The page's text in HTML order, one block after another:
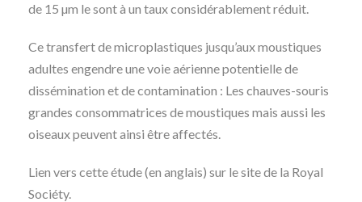
de 15 µm le sont à un taux considérablement réduit.
Ce transfert de microplastiques jusqu’aux moustiques
adultes engendre une voie aérienne potentielle de
dissémination et de contamination : Les chauves-souris
grandes consommatrices de moustiques mais aussi les
oiseaux peuvent ainsi être affectés.
Lien vers cette étude (en anglais) sur le site de la Royal
Sociéty.